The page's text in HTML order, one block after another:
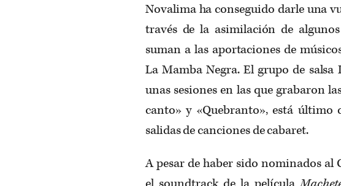
Novalima ha conseguido darle una
través de la asimilación de
suman a las aportaciones de
La Mamba Negra. El grupo de
unas sesiones en las que grabaron
canto» y «Quebranto», está último
salidas de canciones de cabaret.
A pesar de haber sido nominados